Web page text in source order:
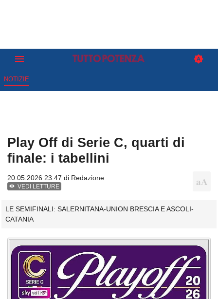
NOTIZIE
Play Off di Serie C, quarti di
finale: i tabellini
20.05.2026 23:47 di Redazione
VEDI LETTURE
LE SEMIFINALI: SALERNITANA-UNION BRESCIA E ASCOLI-
CATANIA